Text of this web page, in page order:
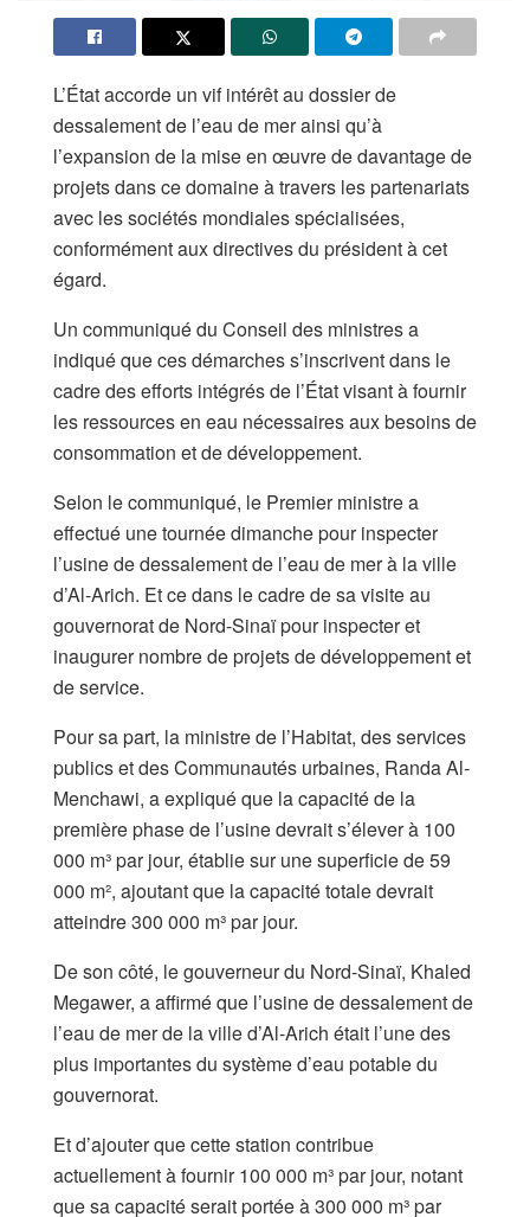
L’État accorde un vif intérêt au dossier de
dessalement de l’eau de mer ainsi qu’à
l’expansion de la mise en œuvre de davantage de
projets dans ce domaine à travers les partenariats
avec les sociétés mondiales spécialisées,
conformément aux directives du président à cet
égard.
Un communiqué du Conseil des ministres a
indiqué que ces démarches s’inscrivent dans le
cadre des efforts intégrés de l’État visant à fournir
les ressources en eau nécessaires aux besoins de
consommation et de développement.
Selon le communiqué, le Premier ministre a
effectué une tournée dimanche pour inspecter
l’usine de dessalement de l’eau de mer à la ville
d’Al-Arich. Et ce dans le cadre de sa visite au
gouvernorat de Nord-Sinaï pour inspecter et
inaugurer nombre de projets de développement et
de service.
Pour sa part, la ministre de l’Habitat, des services
publics et des Communautés urbaines, Randa Al-
Menchawi, a expliqué que la capacité de la
première phase de l’usine devrait s’élever à 100
000 m³ par jour, établie sur une superficie de 59
000 m², ajoutant que la capacité totale devrait
atteindre 300 000 m³ par jour.
De son côté, le gouverneur du Nord-Sinaï, Khaled
Megawer, a affirmé que l’usine de dessalement de
l’eau de mer de la ville d’Al-Arich était l’une des
plus importantes du système d’eau potable du
gouvernorat.
Et d’ajouter que cette station contribue
actuellement à fournir 100 000 m³ par jour, notant
que sa capacité serait portée à 300 000 m³ par